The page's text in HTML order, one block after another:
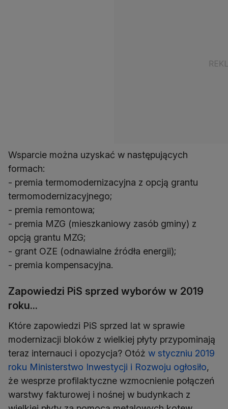
Wsparcie można uzyskać w następujących
formach:
- premia termomodernizacyjna z opcją grantu
termomodernizacyjnego;
- premia remontowa;
- premia MZG (mieszkaniowy zasób gminy) z
opcją grantu MZG;
- grant OZE (odnawialne źródła energii);
- premia kompensacyjna.
Zapowiedzi PiS sprzed wyborów w 2019
roku...
Które zapowiedzi PiS sprzed lat w sprawie
modernizacji bloków z wielkiej płyty przypominają
teraz internauci i opozycja? Otóż w styczniu 2019
roku Ministerstwo Inwestycji i Rozwoju ogłosiło,
że wesprze profilaktyczne wzmocnienie połączeń
warstwy fakturowej i nośnej w budynkach z